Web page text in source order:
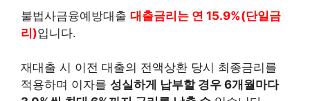
불법사금융예방대출 대출금리는 연 15.9%(단일금
리)입니다.
재대출 시 이전 대출의 전액상환 당시 최종금리를
적용하며 이자를 성실하게 납부할 경우 6개월마다